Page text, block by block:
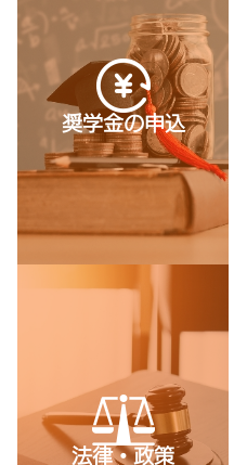
奨学金の申込
法律・政策